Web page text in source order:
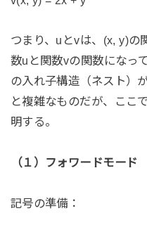
つまり、uとvは、(x, y)の
数uと関数vの関数になっ
の入れ子構造（ネスト）
と複雑なものだが、ここ
明する。
（１）フォワードモード
記号の準備：